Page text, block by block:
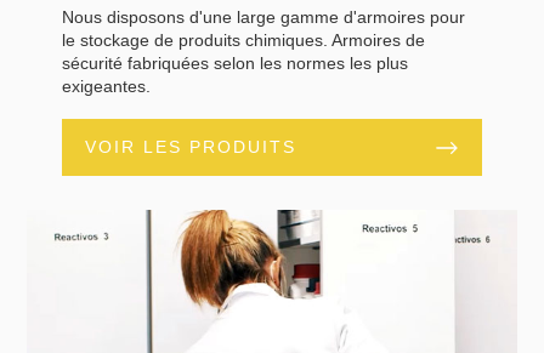
Nous disposons d'une large gamme d'armoires pour
le stockage de produits chimiques. Armoires de
sécurité fabriquées selon les normes les plus
exigeantes.
VOIR LES PRODUITS